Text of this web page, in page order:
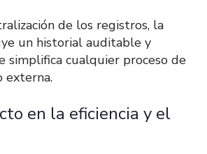
de los registros, la
un historial auditable y
simplifica cualquier proceso de
externa.
en la eficiencia y el